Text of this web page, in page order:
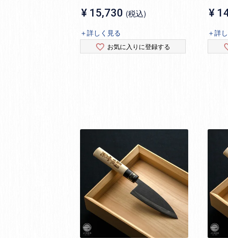
¥ 15,730 税込
＋詳しく見る
お気に入りに登録する
¥
＋詳